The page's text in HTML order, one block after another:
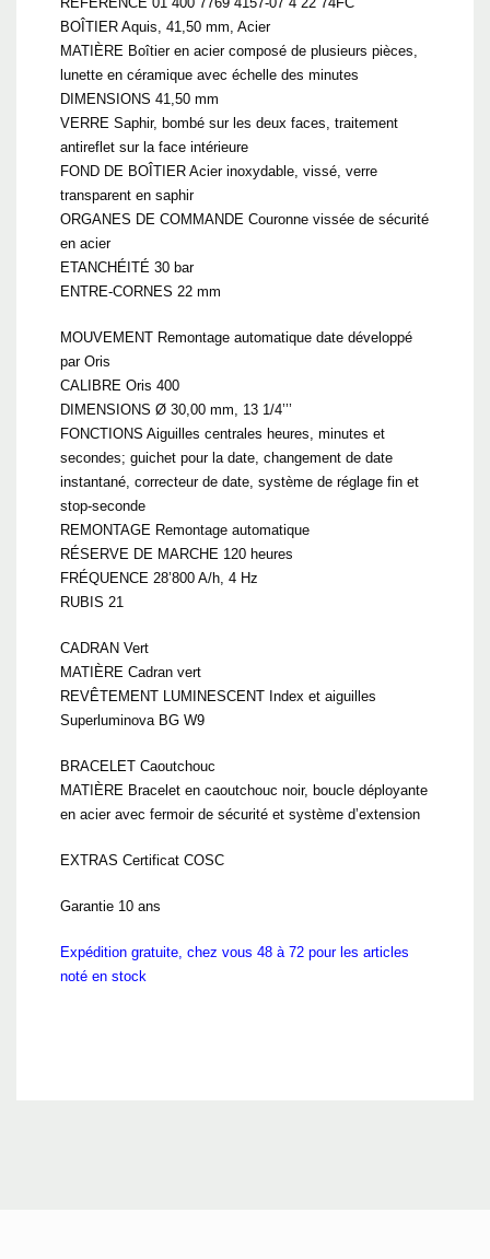
BOÎTIER Aquis, 41,50 mm, Acier
MATIÈRE Boîtier en acier composé de plusieurs pièces,
lunette en céramique avec échelle des minutes
DIMENSIONS 41,50 mm
VERRE Saphir, bombé sur les deux faces, traitement
antireflet sur la face intérieure
FOND DE BOÎTIER Acier inoxydable, vissé, verre
transparent en saphir
ORGANES DE COMMANDE Couronne vissée de sécurité
en acier
ETANCHÉITÉ 30 bar
ENTRE-CORNES 22 mm
MOUVEMENT Remontage automatique date développé
par Oris
CALIBRE Oris 400
DIMENSIONS Ø 30,00 mm, 13 1/4’’’
FONCTIONS Aiguilles centrales heures, minutes et
secondes; guichet pour la date, changement de date
instantané, correcteur de date, système de réglage fin et
stop-seconde
REMONTAGE Remontage automatique
RÉSERVE DE MARCHE 120 heures
FRÉQUENCE 28’800 A/h, 4 Hz
RUBIS 21
CADRAN Vert
MATIÈRE Cadran vert
REVÊTEMENT LUMINESCENT Index et aiguilles
Superluminova BG W9
BRACELET Caoutchouc
MATIÈRE Bracelet en caoutchouc noir, boucle déployante
en acier avec fermoir de sécurité et système d’extension
EXTRAS Certificat COSC
Garantie 10 ans
Expédition gratuite, chez vous 48 à 72 pour les articles
noté en stock